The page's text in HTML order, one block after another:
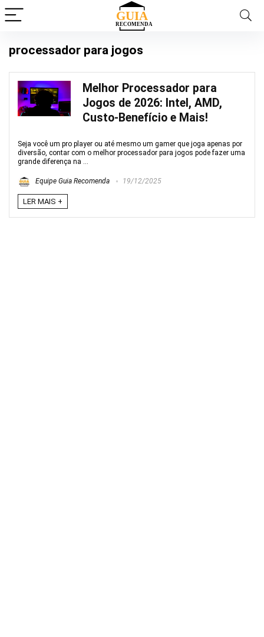
processador para jogos
Melhor Processador para
Jogos de 2026: Intel, AMD,
Custo-Benefício e Mais!
Seja você um pro player ou até mesmo um gamer que joga apenas por
diversão, contar com o melhor processador para jogos pode fazer uma
grande diferença na ...
Equipe Guia Recomenda 19/12/2025
LER MAIS +